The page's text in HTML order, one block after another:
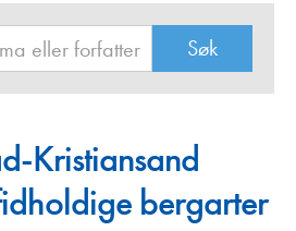
Kristiansand
bergarter